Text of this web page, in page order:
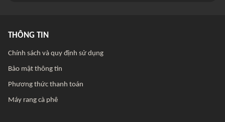
THÔNG TIN
Chính sách và quy định sử dụng
Bảo mật thông tin
Phương thức thanh toán
Máy rang cà phê